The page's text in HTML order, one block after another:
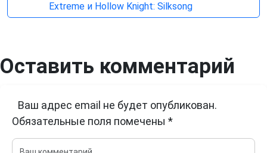
Extreme и Hollow Knight: Silksong
Оставить комментарий
Ваш адрес email не будет опубликован.
Обязательные поля помечены *